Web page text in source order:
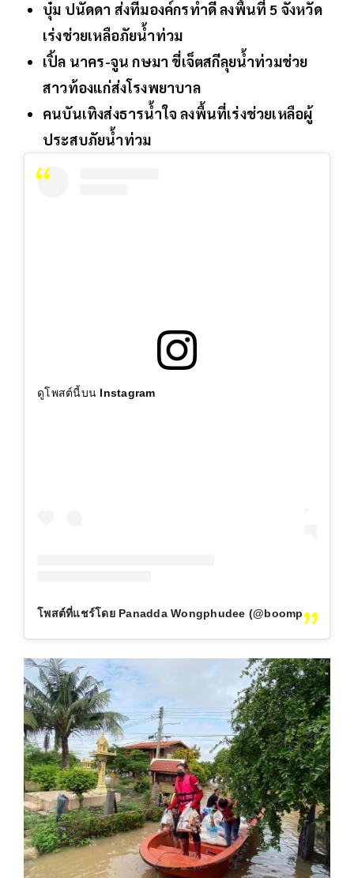
บุ๋ม ปนัดดา ส่งทีมองค์กรทำดี ลงพื้นที่ 5 จังหวัด
เร่งช่วยเหลือภัยน้ำท่วม
เปิ้ล นาคร-จูน กษมา ขี่เจ็ตสกีลุยน้ำท่วมช่วย
สาวท้องแก่ส่งโรงพยาบาล
คนบันเทิงส่งธารน้ำใจ ลงพื้นที่เร่งช่วยเหลือผู้
ประสบภัยน้ำท่วม
ดูโพสต์นี้บน Instagram
โพสต์ที่แชร์โดย Panadda Wongphudee️️ (@boompanadda)